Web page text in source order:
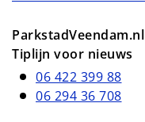
ParkstadVeendam.nl
Tiplijn voor nieuws
06 422 399 88
06 294 36 708